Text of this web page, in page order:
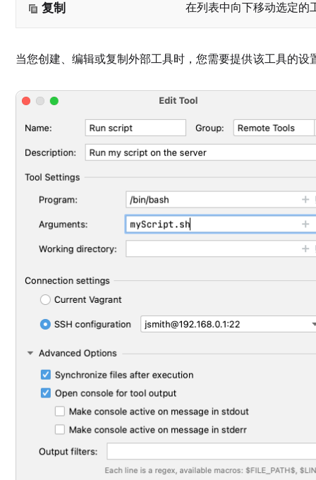
复制 在列表中向下移动选定的
当您创建、编辑或复制外部工具时，您需要提供该工具的设